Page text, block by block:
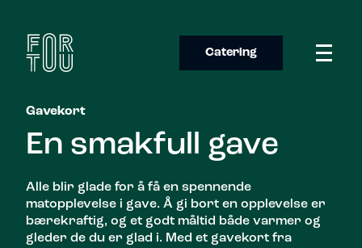
Catering
Jobb med oss
Catering
Takeaway
Gavekort
En smakfull gave
Alle blir glade for å få en spennende
matopplevelse i gave. Å gi bort en opplevelse er
bærekraftig, og et godt måltid både varmer og
gleder de du er glad i. Med et gavekort fra